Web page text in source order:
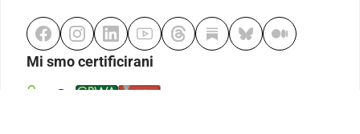
Mi smo certificirani